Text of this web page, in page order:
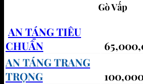
Gò Vấp
AN TÁNG TIÊU
CHUẨN
AN TÁNG TRANG
TRỌNG